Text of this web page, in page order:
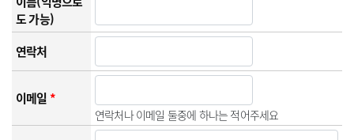
도 가능)
연락처
이메일*
연락처나 이메일 둘중에 하나는 적어주세요